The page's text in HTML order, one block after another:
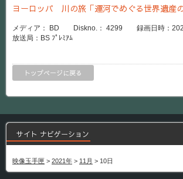
ヨーロッパ 川の旅「運河でめぐる世界遺産の
メディア： BD Diskno.： 4299 録画日時：
放送局：BS ﾌﾟﾚﾐｱﾑ
トップページに戻る
サイト ナビゲーション
映像玉手匣 > 2021年 > 11月 > 10日